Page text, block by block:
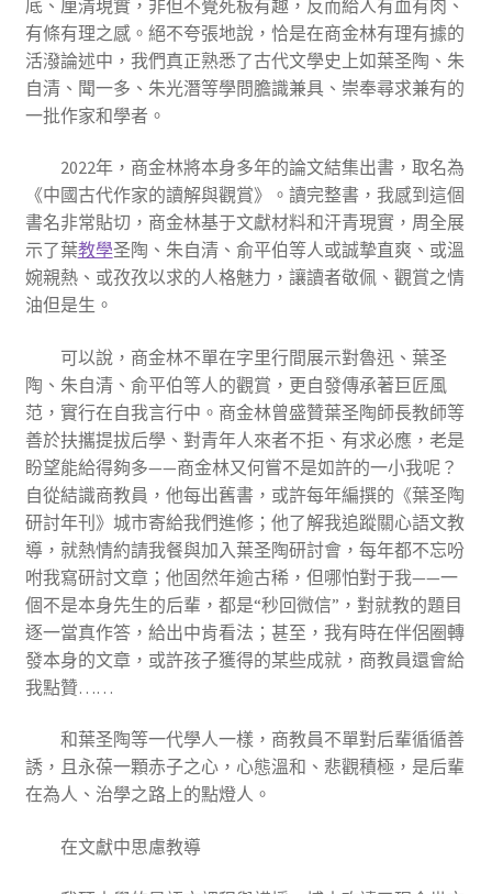
底、厘清現實，非但不覺死板有趣，反而給人有血有肉、
有條有理之感。絕不夸張地說，恰是在商金林有理有據的
活潑論述中，我們真正熟悉了古代文學史上如葉圣陶、朱
自清、聞一多、朱光潛等學問膽識兼具、崇奉尋求兼有的
一批作家和學者。
2022年，商金林將本身多年的論文結集出書，取名為
《中國古代作家的讀解與觀賞》。讀完整書，我感到這個
書名非常貼切，商金林基于文獻材料和汗青現實，周全展
示了葉教學圣陶、朱自清、俞平伯等人或誠摯直爽、或溫
婉親熱、或孜孜以求的人格魅力，讓讀者敬佩、觀賞之情
油但是生。
可以說，商金林不單在字里行間展示對魯迅、葉圣
陶、朱自清、俞平伯等人的觀賞，更自發傳承著巨匠風
范，實行在自我言行中。商金林曾盛贊葉圣陶師長教師等
善於扶攜提拔后學、對青年人來者不拒、有求必應，老是
盼望能給得夠多——商金林又何嘗不是如許的一小我呢？
自從結識商教員，他每出舊書，或許每年編撰的《葉圣陶
研討年刊》城市寄給我們進修；他了解我追蹤關心語文教
導，就熱情約請我餐與加入葉圣陶研討會，每年都不忘吩
咐我寫研討文章；他固然年逾古稀，但哪怕對于我——一
個不是本身先生的后輩，都是“秒回微信”，對就教的題目
逐一當真作答，給出中肯看法；甚至，我有時在伴侶圈轉
發本身的文章，或許孩子獲得的某些成就，商教員還會給
我點贊……
和葉圣陶等一代學人一樣，商教員不單對后輩循循善
誘，且永葆一顆赤子之心，心態溫和、悲觀積極，是后輩
在為人、治學之路上的點燈人。
在文獻中思慮教導